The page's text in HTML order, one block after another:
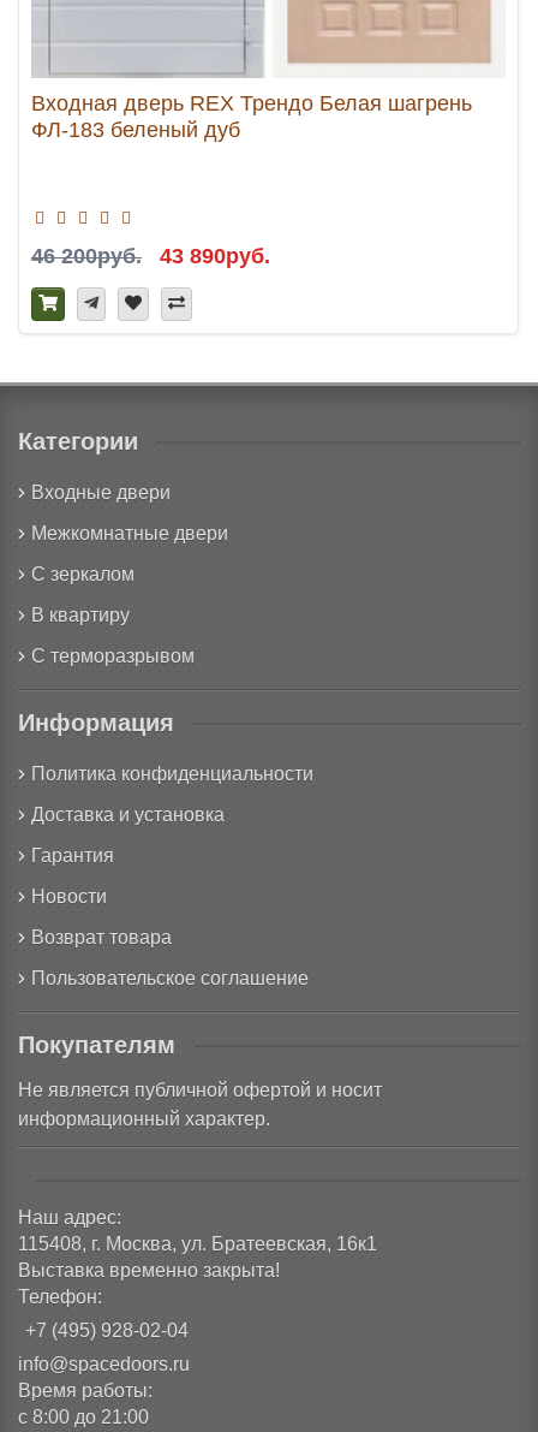
Входная дверь REX Трендо Белая шагрень
ФЛ-183 беленый дуб
46 200руб. 43 890руб.
Категории
Входные двери
Межкомнатные двери
С зеркалом
В квартиру
С терморазрывом
Информация
Политика конфиденциальности
Доставка и установка
Гарантия
Новости
Возврат товара
Пользовательское соглашение
Покупателям
Не является публичной офертой и носит
информационный характер.
Наш адрес:
115408, г. Москва, ул. Братеевская, 16к1
Выставка временно закрыта!
Телефон:
+7 (495) 928-02-04
info@spacedoors.ru
Время работы:
с 8:00 до 21:00